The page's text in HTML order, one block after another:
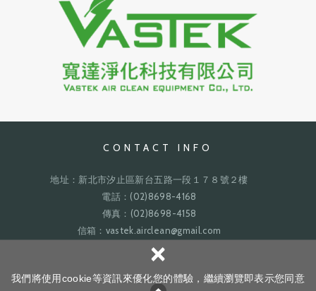
我們將使用cookie等資訊來優化您的體驗，繼續瀏覽即表示您同意
×
CONTACT INFO
地址：新北市汐止區新台五路一段１７８號２樓
電話：(02)8698-4168
傳真：(02)8698-4158
信箱：vastek.airclean@gmail.com
Copyright © 寬達淨化All Rights Reserved. 隱私權政策網頁設計 : 新視